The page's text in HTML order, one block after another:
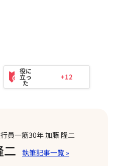
+12
員一筋30年 加藤 隆二
二